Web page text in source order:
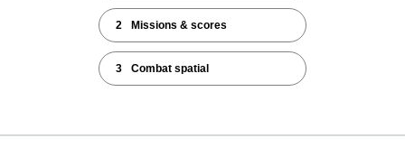
2 Missions & scores
3 Combat spatial